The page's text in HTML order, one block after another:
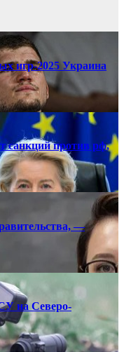
игр-2025 Украина
санкций против рф,
—
на Северо-